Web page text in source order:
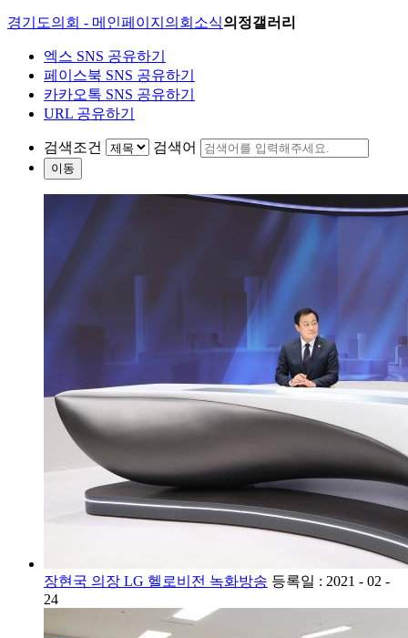
경기도의회 - 메인페이지 의회소식의정갤러리
엑스 SNS 공유하기
페이스북 SNS 공유하기
카카오톡 SNS 공유하기
URL 공유하기
검색조건 검색어
이동
장현국 의장 LG 헬로비전 녹화방송 등록일 : 2021 - 02 -
24